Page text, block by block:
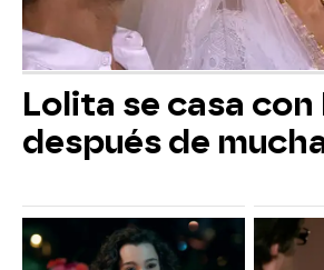
Lolita se casa
después de